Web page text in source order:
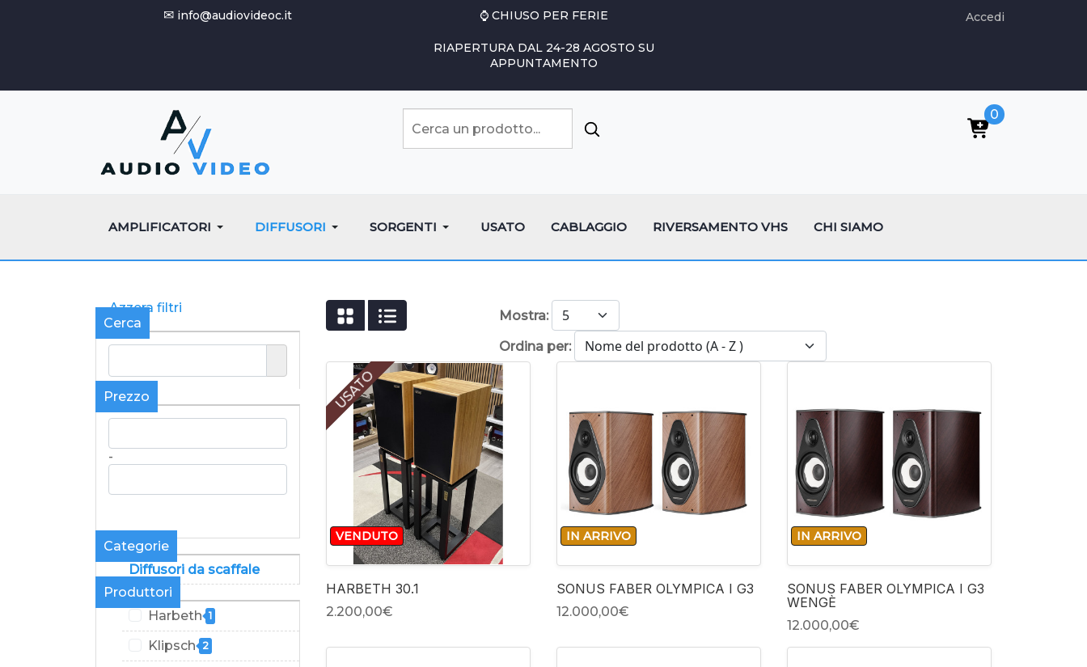
✉ info@audiovideoc.it ⌚ CHIUSO PER FERIE
RIAPERTURA DAL 24-28 AGOSTO SU
APPUNTAMENTO
Accedi
0
AMPLIFICATORI DIFFUSORI SORGENTI USATO CABLAGGIO RIVERSAMENTO VHS CHI SIAMO
Mostra:
Ordina per:
USATO
VENDUTO
HARBETH 30.1
2.200,00‎€
IN ARRIVO
SONUS FABER OLYMPICA I G3
12.000,00‎€
IN ARRIVO
SONUS FABER OLYMPICA I G3
WENGÈ
12.000,00‎€
+
Azzera filtri
Cerca
Prezzo
-
Categorie
Diffusori da scaffale
Produttori
Harbeth 1
Klipsch 2